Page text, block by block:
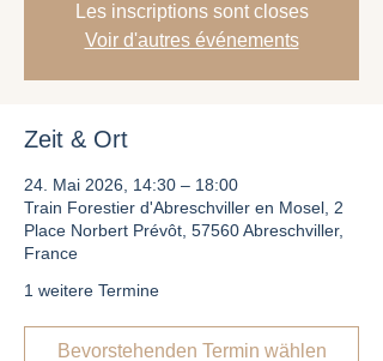
Les inscriptions sont closes
Voir d'autres événements
Zeit & Ort
24. Mai 2026, 14:30 – 18:00
Train Forestier d'Abreschviller en Mosel, 2
Place Norbert Prévôt, 57560 Abreschviller,
France
1 weitere Termine
Bevorstehenden Termin wählen